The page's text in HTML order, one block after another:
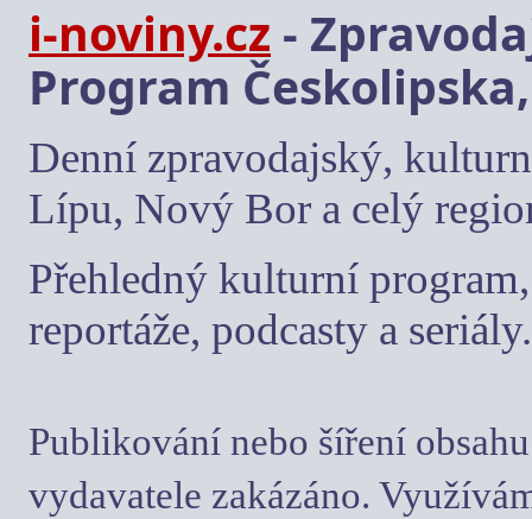
i-noviny.cz -
Program
Denní zpravodajský,
Lípu, Nový Bor a celý
Přehledný kulturní
reportáže, podcasty a seriály.
Publikování nebo šíření
vydavatele zakázáno.